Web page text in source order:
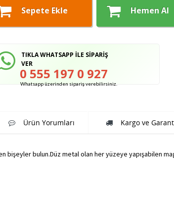
Sepete Ekle Hemen Al
TIKLA WHATSAPP İLE SİPARİŞ
VER
0 555 197 0 927
Whatsapp üzerinden sipariş verebilirsiniz.
Ürün Yorumları Kargo ve
bişeyler bulun.Düz metal olan her yüzeye yapışabilen